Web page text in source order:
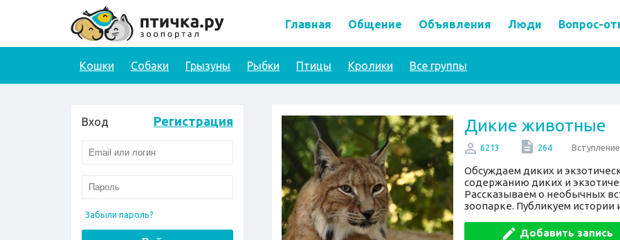
Главная Общение Объявления Люди Вопрос-
Кошки Собаки Грызуны Рыбки Птицы Кролики Все группы
Вход Регистрация
Забыли пароль?
Дикие животные
6213 264
Обсуждаем диких и
содержанию диких и
Рассказываем о необычных
зоопарке. Публикуем
Добавить запись